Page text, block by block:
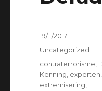
Geplaatst
19/11/2017
Categorieën
Uncategorized
Tags
contraterrorisme
Kenning experten
extremisering